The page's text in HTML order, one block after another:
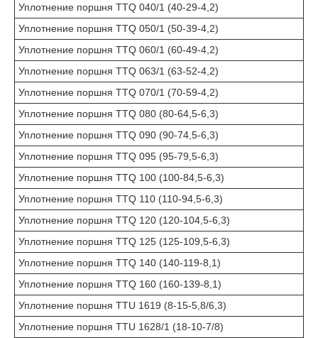
Уплотнение поршня TTQ 040/1 (40-29-4,2)
Уплотнение поршня TTQ 050/1 (50-39-4,2)
Уплотнение поршня TTQ 060/1 (60-49-4,2)
Уплотнение поршня TTQ 063/1 (63-52-4,2)
Уплотнение поршня TTQ 070/1 (70-59-4,2)
Уплотнение поршня TTQ 080 (80-64,5-6,3)
Уплотнение поршня TTQ 090 (90-74,5-6,3)
Уплотнение поршня TTQ 095 (95-79,5-6,3)
Уплотнение поршня TTQ 100 (100-84,5-6,3)
Уплотнение поршня TTQ 110 (110-94,5-6,3)
Уплотнение поршня TTQ 120 (120-104,5-6,3)
Уплотнение поршня TTQ 125 (125-109,5-6,3)
Уплотнение поршня TTQ 140 (140-119-8,1)
Уплотнение поршня TTQ 160 (160-139-8,1)
Уплотнение поршня TTU 1619 (8-15-5,8/6,3)
Уплотнение поршня TTU 1628/1 (18-10-7/8)